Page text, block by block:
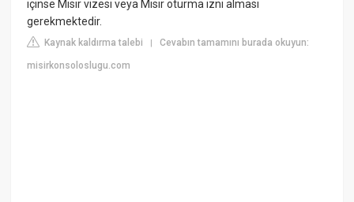
içinse Mısır vizesi veya Mısır oturma izni alması
gerekmektedir.
Kaynak kaldırma talebi |Cevabın tamamını burada okuyun:
misirkonsoloslugu.com